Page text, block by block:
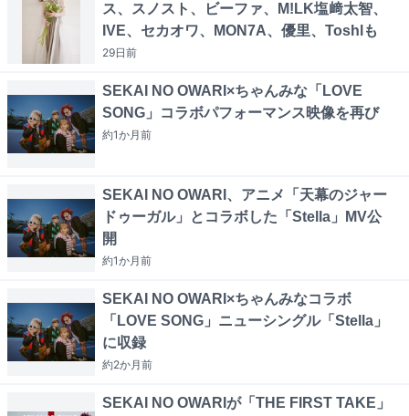
ス、スノスト、ビーファ、M!LK塩﨑太智、
IVE、セカオワ、MON7A、優里、Toshlも
29日前
SEKAI NO OWARI×ちゃんみな「LOVE
SONG」コラボパフォーマンス映像を再び
約1か月前
SEKAI NO OWARI、アニメ「天幕のジャー
ドゥーガル」とコラボした「Stella」MV公
開
約1か月前
SEKAI NO OWARI×ちゃんみなコラボ
「LOVE SONG」ニューシングル「Stella」
に収録
約2か月前
SEKAI NO OWARIが「THE FIRST TAKE」